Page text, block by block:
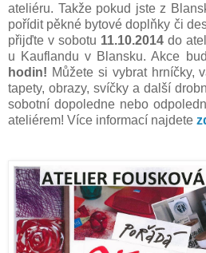
ateliéru. Takže pokud jste z
pořídit pěkné bytové doplňky či
přijďte v sobotu 11.10.2014 do
u Kauflandu v Blansku. Akce
hodin! Můžete si vybrat hrníčky,
tapety, obrazy, svíčky a další
sobotní dopoledne nebo
ateliérem! Více informací najdete